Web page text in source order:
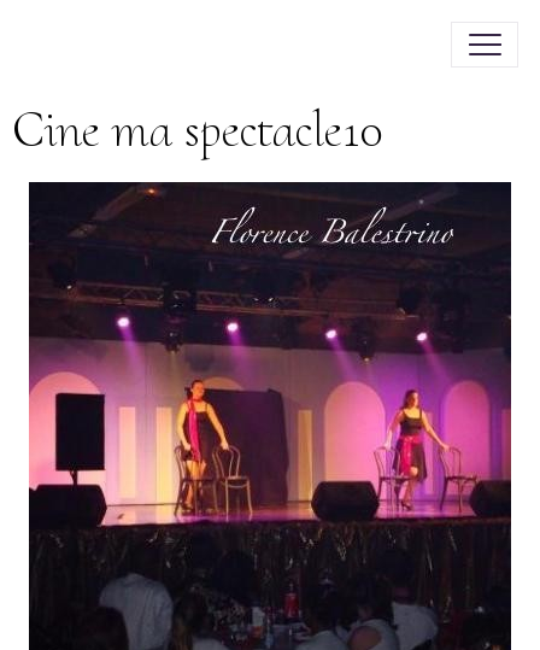
Cine ma spectacle10